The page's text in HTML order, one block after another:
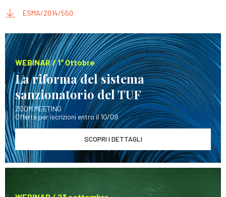
ESMA/2014/550
WEBINAR / 1° Ottobre
La riforma del sistema
sanzionatorio del TUF
ZOOM MEETING
Offerte per iscrizioni entro il 10/09
SCOPRI I DETTAGLI